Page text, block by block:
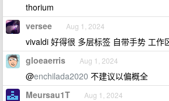
thorium
versee Aug 1, 2024
vivaldi 好得很 多层标签 自带手势 工作
gloeaerris Aug 1, 2024
@enchilada2020 不建议以偏概全
Meursau1T Aug 1, 2024